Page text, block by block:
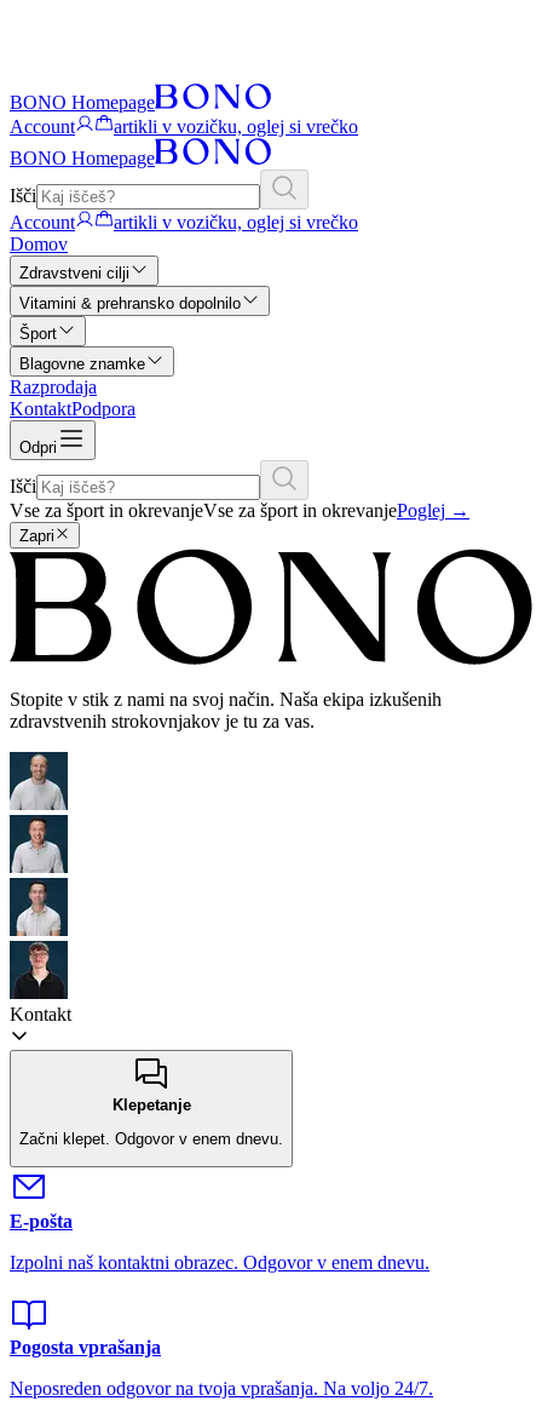
BONO Homepage
Account
artikli v vozičku, oglej si vrečko
BONO Homepage
Išči
Account
artikli v vozičku, oglej si vrečko
Domov
Zdravstveni cilji
Vitamini & prehransko dopolnilo
Šport
Blagovne znamke
Razprodaja
KontaktPodpora
Odpri
Išči
Vse za šport in okrevanjeVse za šport in okrevanjePoglej →
Zapri
Stopite v stik z nami na svoj način. Naša ekipa izkušenih
zdravstvenih strokovnjakov je tu za vas.
Kontakt
Klepetanje
Začni klepet. Odgovor v enem dnevu.
E-pošta
Izpolni naš kontaktni obrazec. Odgovor v enem dnevu.
Pogosta vprašanja
Neposreden odgovor na tvoja vprašanja. Na voljo 24/7.